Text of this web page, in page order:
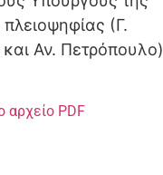
(Γ.
Αν. Πετρόπουλο)
αρχείο PDF